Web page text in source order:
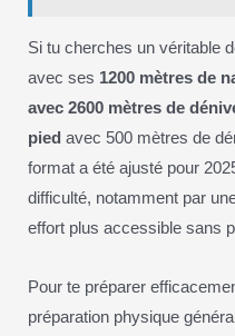
Si tu cherches un véritable
avec ses 1200 mètres de
avec 2600 mètres de
pied avec 500 mètres de
format a été ajusté pour
difficulté, notamment par
effort plus accessible sans
Pour te préparer
préparation physique